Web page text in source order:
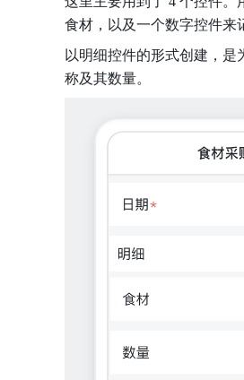
食材，以及一个数字控件来
以明细控件的形式创建，
称及其数量。